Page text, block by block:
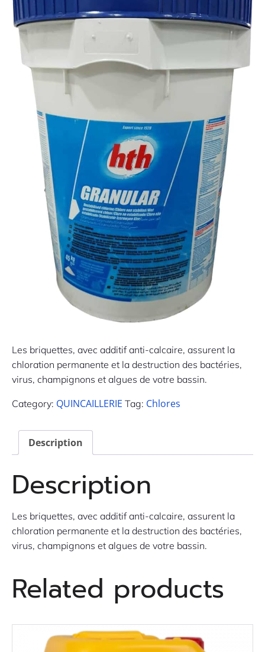
Les briquettes, avec additif anti-calcaire, assurent la
chloration permanente et la destruction des bactéries,
virus, champignons et algues de votre bassin.
Category: QUINCAILLERIE Tag: Chlores
Description
Description
Les briquettes, avec additif anti-calcaire, assurent la
chloration permanente et la destruction des bactéries,
virus, champignons et algues de votre bassin.
Related products